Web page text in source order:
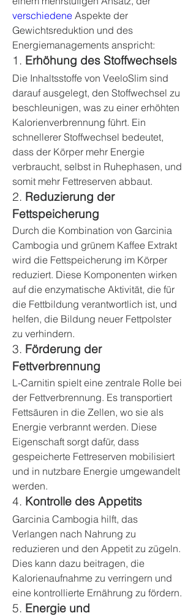
verschiedene Aspekte der
Gewichtsreduktion und des
Energiemanagements anspricht:
1. Erhöhung des Stoffwechsels
Die Inhaltsstoffe von VeeloSlim sind
darauf ausgelegt, den Stoffwechsel zu
beschleunigen, was zu einer erhöhten
Kalorienverbrennung führt. Ein
schnellerer Stoffwechsel bedeutet,
dass der Körper mehr Energie
verbraucht, selbst in Ruhephasen, und
somit mehr Fettreserven abbaut.
2. Reduzierung der
Fettspeicherung
Durch die Kombination von Garcinia
Cambogia und grünem Kaffee Extrakt
wird die Fettspeicherung im Körper
reduziert. Diese Komponenten wirken
auf die enzymatische Aktivität, die für
die Fettbildung verantwortlich ist, und
helfen, die Bildung neuer Fettpolster
zu verhindern.
3. Förderung der
Fettverbrennung
L-Carnitin spielt eine zentrale Rolle bei
der Fettverbrennung. Es transportiert
Fettsäuren in die Zellen, wo sie als
Energie verbrannt werden. Diese
Eigenschaft sorgt dafür, dass
gespeicherte Fettreserven mobilisiert
und in nutzbare Energie umgewandelt
werden.
4. Kontrolle des Appetits
Garcinia Cambogia hilft, das
Verlangen nach Nahrung zu
reduzieren und den Appetit zu zügeln.
Dies kann dazu beitragen, die
Kalorienaufnahme zu verringern und
eine kontrollierte Ernährung zu fördern.
5. Energie und